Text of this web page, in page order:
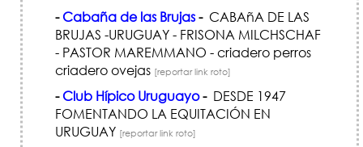
-Cabaña de las Brujas-CABAñA DE LAS
BRUJAS -URUGUAY - FRISONA MILCHSCHAF
- PASTOR MAREMMANO - criadero perros
criadero ovejas [reportar link roto]
-Club Hípico Uruguayo-DESDE 1947
FOMENTANDO LA EQUITACIÓN EN
URUGUAY [reportar link roto]